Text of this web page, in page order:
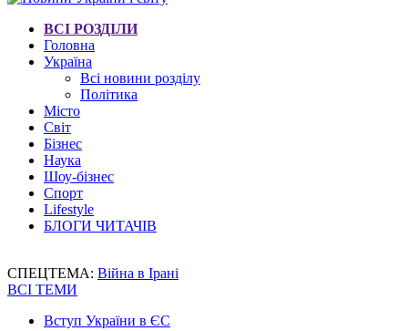
ВСІ РОЗДІЛИ
Головна
Україна
Всі новини розділу
Політика
Місто
Світ
Бізнес
Наука
Шоу-бізнес
Спорт
Lifestyle
БЛОГИ ЧИТАЧІВ
СПЕЦТЕМА: Війна в Ірані
ВСІ ТЕМИ
Вступ України в ЄС